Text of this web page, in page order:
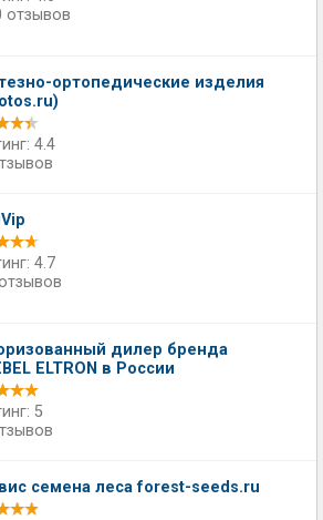
отзывов
ортопедические изделия
4.4
4.7
дилер бренда
ELTRON в России
5
семена леса forest-seeds.ru